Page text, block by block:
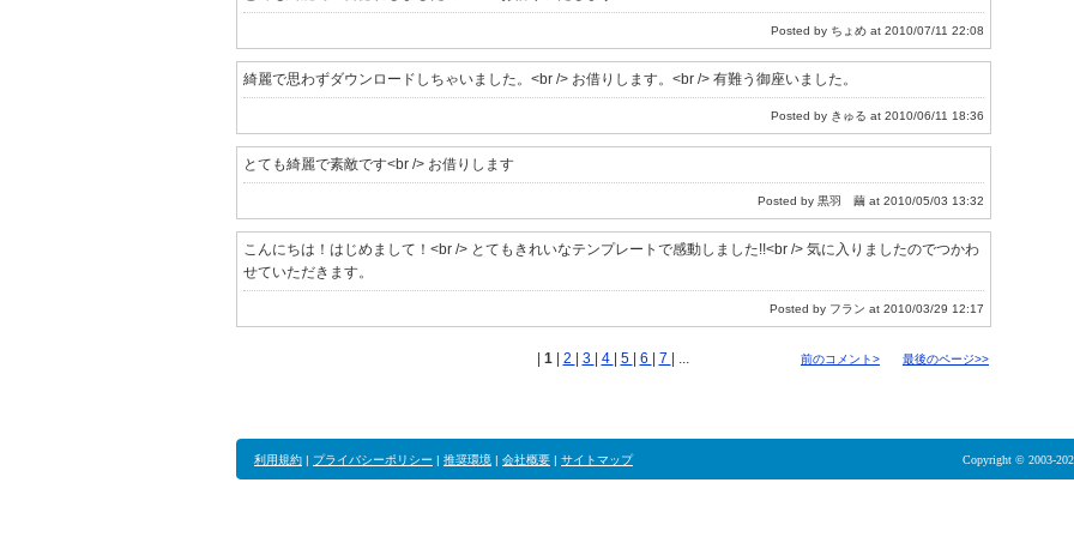
Posted by ちょめ at 2010/07/11 22:08
綺麗で思わずダウンロードしちゃいました。<br /> お借りします。<br /> 有難う御座いました。
Posted by きゅる at 2010/06/11 18:36
とても綺麗で素敵です<br /> お借りします
Posted by 黒羽 繭 at 2010/05/03 13:32
こんにちは！はじめまして！<br /> とてもきれいなテンプレートで感動しました!!<br /> 気に入りましたのでつかわ
せていただきます。
Posted by フラン at 2010/03/29 12:17
1 2 3 4 5 6 7 | ... 前のコメント> 最後のページ>>
利用規約 | プライバシーポリシー | 推奨環境 | 会社概要 | サイトマップ Copyright © 2003-